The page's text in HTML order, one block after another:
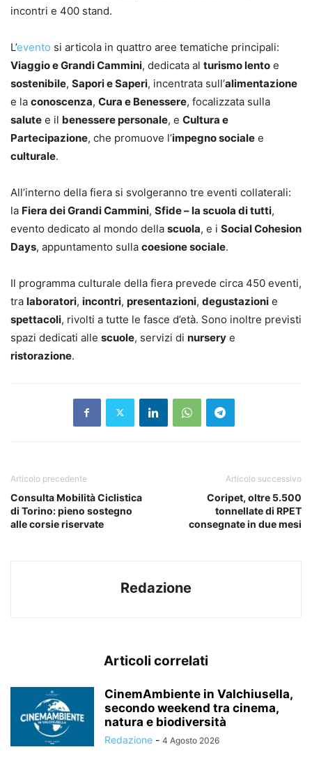
incontri e 400 stand.
L’evento si articola in quattro aree tematiche principali:
Viaggio e Grandi Cammini, dedicata al turismo lento e
sostenibile, Sapori e Saperi, incentrata sull’alimentazione
e la conoscenza, Cura e Benessere, focalizzata sulla
salute e il benessere personale, e Cultura e
Partecipazione, che promuove l’impegno sociale e
culturale.
All’interno della fiera si svolgeranno tre eventi collaterali:
la Fiera dei Grandi Cammini, Sfide – la scuola di tutti,
evento dedicato al mondo della scuola, e i Social Cohesion
Days, appuntamento sulla coesione sociale.
Il programma culturale della fiera prevede circa 450 eventi,
tra laboratori, incontri, presentazioni, degustazioni e
spettacoli, rivolti a tutte le fasce d’età. Sono inoltre previsti
spazi dedicati alle scuole, servizi di nursery e
ristorazione.
Articolo precedente
Consulta Mobilità Ciclistica
di Torino: pieno sostegno
alle corsie riservate
Articolo successivo
Coripet, oltre 5.500
tonnellate di RPET
consegnate in due mesi
Redazione
Articoli correlati
CinemAmbiente in Valchiusella,
secondo weekend tra cinema,
natura e biodiversità
Redazione - 4 Agosto 2026